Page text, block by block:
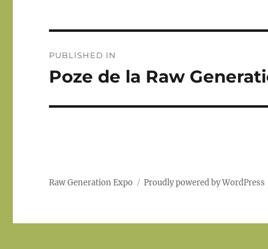
navigation
PUBLISHED IN
Poze de la Raw
Raw Generation Expo Proudly powered by WordPress